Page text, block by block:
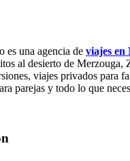
es una agencia de viajes en
al desierto de Merzouga,
viajes privados para
parejas y todo lo que